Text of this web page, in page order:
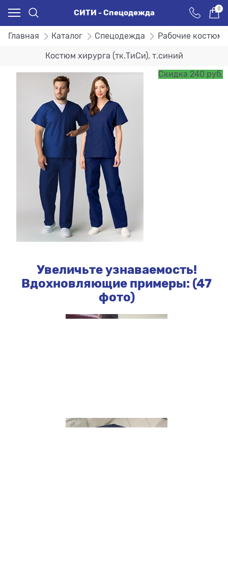
СИТИ - Спецодежда 0
Главная Каталог Спецодежда Рабочие костюмы
Костюм хирурга (тк.ТиСи), т.синий
Скидка 240 руб.
Увеличьте узнаваемость!
Вдохновляющие примеры: (47
фото)